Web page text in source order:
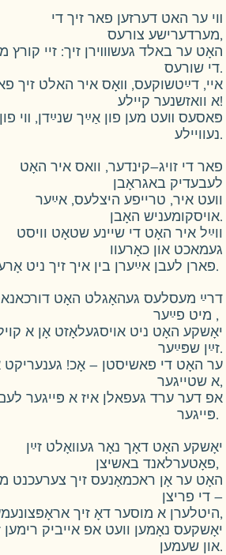
װי ער האט דערזען פאר זיך די
מערדערישע צורעס,
האָט ער באלד געשװױרן זיך: זיי קורץ
די שורעס.
איי, דײַטשוקעס, װאָס איר האלט זיך
א וואזשנער קיילע!
פּאסעס װעט מען פון אַײַך שנײַדן, װי
נעוויילע.
פאר די זויג–קינדער, וואס איר האָט
לעבעדיק באגראָבן
וועט איר, טרייפע היצלעס, אײַער
אויסקומעניש האָבן.
ווײַל איר האָט די שיינע שטאָט וויסט
געמאכט און כאָרעוו
פארן לעבן אײַערן בין איך זיך ניט אָרעוו.
דרײַ מעסלעס געהאָגלט האָט
מיט פײַער ,
יאָשקע האָט ניט אויסגעלאָזט אָן א
זײַן שפּײַער.
ער האָט די פאשיסטן – אָכ! גענעריקט
א שטייגער,
אפ דער ערד געפאלן איז א פּייגער
פּייגער.
יאָשקע האָט דאָך נאָר געוואָלט זײַן
פאָטערלאנד באשיצן,
האָט ער אָן ראכמאָנעס זיך צערעכנט
די פריצן –
היטלערן א מוסער דאָ זיך אראָפּצונעמען,
יאָשקעס נאָמען וועט אפ אייביק רימען
און שעמען.